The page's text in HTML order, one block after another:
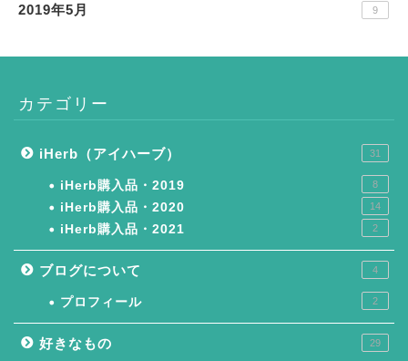
2019年5月 9
カテゴリー
iHerb（アイハーブ） 31
iHerb購入品・2019 8
iHerb購入品・2020 14
iHerb購入品・2021 2
ブログについて 4
プロフィール 2
好きなもの 29